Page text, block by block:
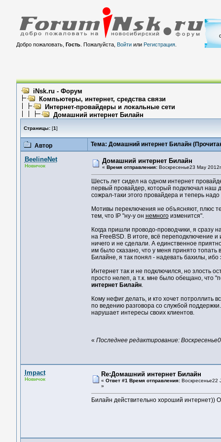
Добро пожаловать, Гость. Пожалуйста, Войтиили Регистрация.
iNsk.ru - Форум
Компьютеры, интернет, средства связи
Интернет-провайдеры и локальные сети
Домашний интернет Билайн
Страницы:[1]
Автор Тема: Домашний интернет Билайн
BeelineNet
Новичок
Домашний интернет Билайн
« Время отправления:Воскресенье23 May
Шесть лет сидел на одном интернет
первый провайдер, который подключал наш
сожрал-таки этого провайдера и теперь
Мотивы переключения не объясняют, плюс
тем, что IP "ну-у он немногоизменится".
Когда пришли проводо-проводчики, я сразу
на FreeBSD. В итоге, всё переподключение
ничего и не сделали. А единственное
им было сказано, что у меня принято топать
Билайне, я так понял - надевать бахилы,
Интернеттак и не подключился, но злость
просто нелеп, а т.к. мне было обещано, что
интернет Билайн.
Кому нефиг делать, и кто хочет
по ведению разговора со службой
нарушает интересы своих клиентов.
« Последнее редактирование:
Impact
Новичок
Re:Домашний интернет Билайн
« Ответ #1 Время отправления:Воскресенье22
»
Билайн действительно хороший интернет))